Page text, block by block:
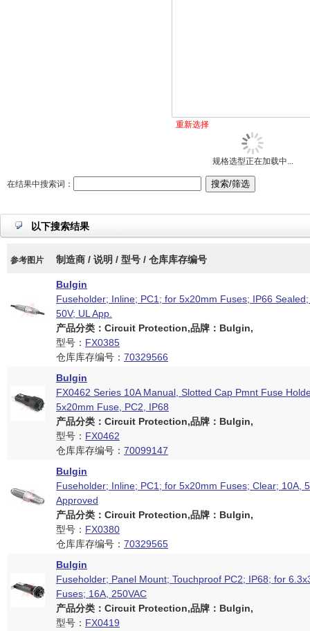
重新选择
规格选型正在加载中...
在结果中搜索词：
以下搜索结果
参考图片 制造商 / 说明 / 型号 / 仓库库存编号
Bulgin
Fuseholder; Inline; PC1; for 5x20mm Fuses; IP66
50V; UL App.
产品分类：Circuit Protection,品牌：Bulgin,
型号： FX0385
仓库库存编号： 70329566
Bulgin
FX0462 Series 10A Manual, Slotted Cap Pmnt Fuse
5x20mm Fuse, PC2, IP68
产品分类：Circuit Protection,品牌：Bulgin,
型号： FX0462
仓库库存编号： 70099147
Bulgin
Fuseholder; Inline; PC1; for 5x20mm Fuses; Clear; 10A,
Approved
产品分类：Circuit Protection,品牌：Bulgin,
型号： FX0380
仓库库存编号： 70329565
Bulgin
Fuseholder; Panel Mount; Touchproof PC2; IP68; for
Fuses; 16A, 250VAC
产品分类：Circuit Protection,品牌：Bulgin,
型号： FX0419